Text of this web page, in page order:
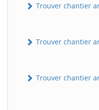
Trouver chantier
Trouver chantier
Trouver chantier